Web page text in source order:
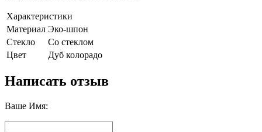
Характеристики
Материал Эко-шпон
Стекло
Со стеклом
Цвет
Дуб колорадо
Написать отзыв
Ваше Имя: